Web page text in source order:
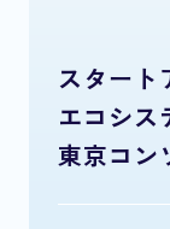
スタート
エコシス
東京コン